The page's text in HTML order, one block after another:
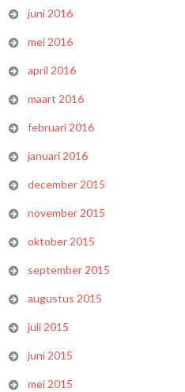
juni 2016
mei 2016
april 2016
maart 2016
februari 2016
januari 2016
december 2015
november 2015
oktober 2015
september 2015
augustus 2015
juli 2015
juni 2015
mei 2015